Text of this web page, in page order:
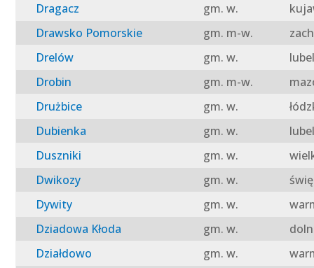
Dragacz
gm. w.
Drawsko Pomorskie
gm. m-w.
Drelów
gm. w.
Drobin
gm. m-w.
Drużbice
gm. w.
Dubienka
gm. w.
Duszniki
gm. w.
Dwikozy
gm. w.
Dywity
gm. w.
Dziadowa Kłoda
gm. w.
Działdowo
gm. w.